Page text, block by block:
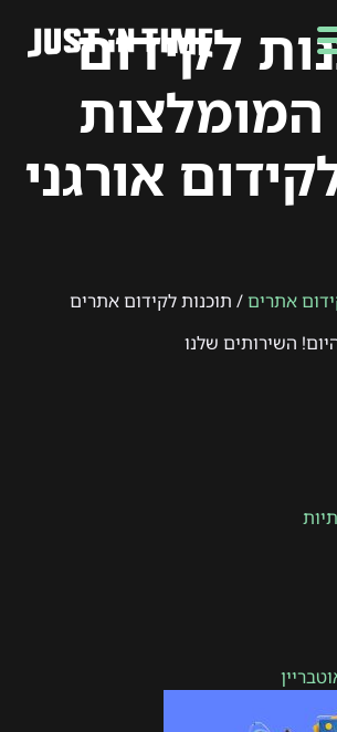
לקידום
אורגני
אתרים/ תוכנות לקידום אתרים
השירותים שלנו